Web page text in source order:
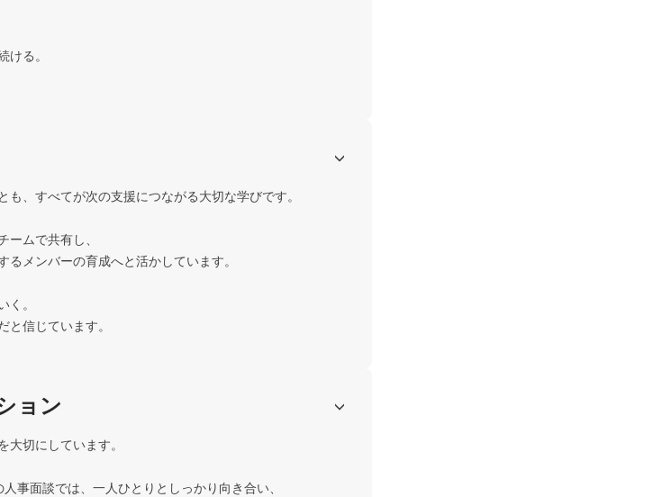
る。
、すべてが次の支援につながる大切な学びです。
ムで共有し、
メンバーの育成へと活かしています。
。
信じています。
ョン
切にしています。
事面談では、一人ひとりとしっかり向き合い、